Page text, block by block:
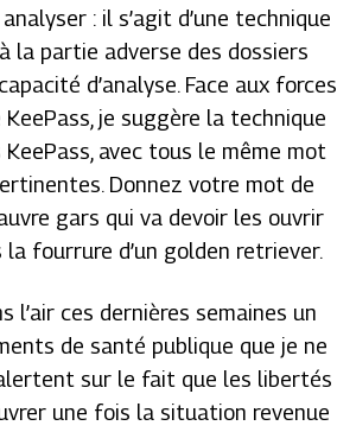
: il s’agit d’une technique
la partie adverse des dossiers
d’analyse. Face aux forces
je suggère la technique
avec tous le même mot
Donnez votre mot de
gars qui va devoir les ouvrir
fourrure d’un golden retriever.
l’air ces dernières semaines un
de santé publique que je ne
sur le fait que les libertés
une fois la situation revenue